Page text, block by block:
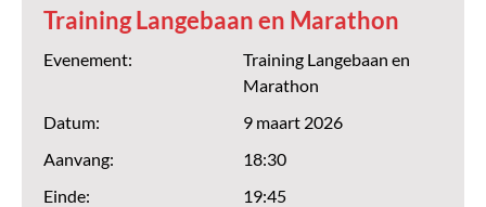
Training Langebaan en Marathon
Evenement:
Training Langebaan en
Marathon
Datum:
9 maart 2026
Aanvang:
18:30
Einde:
19:45